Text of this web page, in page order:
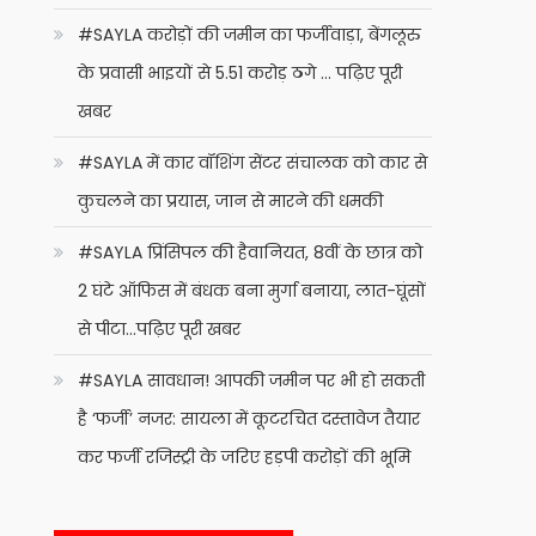
#SAYLA करोड़ों की जमीन का फर्जीवाड़ा, बेंगलूरु
के प्रवासी भाइयों से 5.51 करोड़ ठगे … पढ़िए पूरी
खबर
#SAYLA में कार वॉशिंग सेंटर संचालक को कार से
कुचलने का प्रयास, जान से मारने की धमकी
#SAYLA प्रिंसिपल की हैवानियत, 8वीं के छात्र को
2 घंटे ऑफिस में बंधक बना मुर्गा बनाया, लात-घूंसों
से पीटा…पढ़िए पूरी खबर
#SAYLA सावधान! आपकी जमीन पर भी हो सकती
है ‘फर्जी’ नजर: सायला में कूटरचित दस्तावेज तैयार
कर फर्जी रजिस्ट्री के जरिए हड़पी करोड़ों की भूमि